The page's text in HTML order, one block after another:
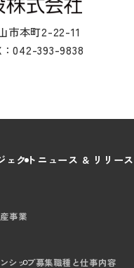
市本町2-22-11
042-393-9838
ェクト ニュース & リリース
事業
シップ募集職種と仕事内容